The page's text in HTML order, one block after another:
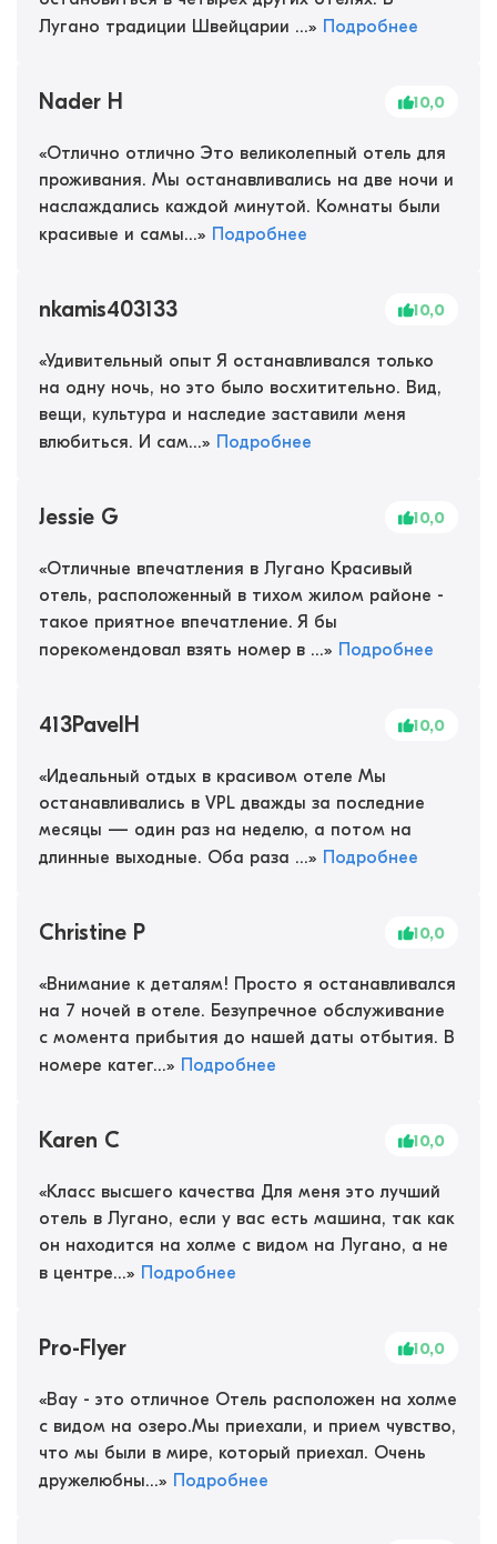
Лугано традиции Швейцарии ...» Подробнее
Nader H 10,0
«Отлично отлично Это великолепный отель для
проживания. Мы останавливались на две ночи и
наслаждались каждой минутой. Комнаты были
красивые и самы...» Подробнее
nkamis403133 10,0
«Удивительный опыт Я останавливался только
на одну ночь, но это было восхитительно. Вид,
вещи, культура и наследие заставили меня
влюбиться. И сам...» Подробнее
Jessie G 10,0
«Отличные впечатления в Лугано Красивый
отель, расположенный в тихом жилом районе -
такое приятное впечатление. Я бы
порекомендовал взять номер в ...» Подробнее
413PavelH 10,0
«Идеальный отдых в красивом отеле Мы
останавливались в VPL дважды за последние
месяцы — один раз на неделю, а потом на
длинные выходные. Оба раза ...» Подробнее
Christine P 10,0
«Внимание к деталям! Просто я останавливался
на 7 ночей в отеле. Безупречное обслуживание
с момента прибытия до нашей даты отбытия. В
номере катег...» Подробнее
Karen C 10,0
«Класс высшего качества Для меня это лучший
отель в Лугано, если у вас есть машина, так как
он находится на холме с видом на Лугано, а не
в центре...» Подробнее
Pro-Flyer 10,0
«Вау - это отличное Отель расположен на холме
с видом на озеро.Мы приехали, и прием чувство,
что мы были в мире, который приехал. Очень
дружелюбны...» Подробнее